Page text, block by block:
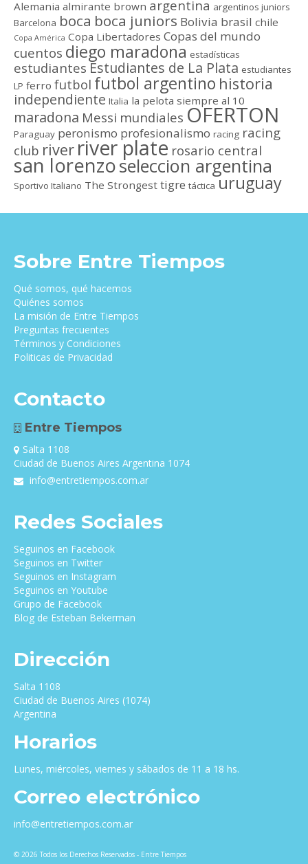
Alemania almirante brown argentina argentinos juniors
Barcelona boca boca juniors Bolivia brasil chile
Copa América Copa Libertadores Copas del mundo
cuentos diego maradona estadísticas
estudiantes Estudiantes de La Plata estudiantes
LP ferro futbol futbol argentino historia
independiente Italia la pelota siempre al 10
maradona Messi mundiales OFERTON
Paraguay peronismo profesionalismo racing racing
club river river plate rosario central
san lorenzoseleccion argentina
Sportivo Italiano The Strongest tigre táctica uruguay
Sobre Entre Tiempos
Qué somos, qué hacemos
Quiénes somos
La misión de Entre Tiempos
Preguntas frecuentes
Términos y Condiciones
Politicas de Privacidad
Contacto
Entre Tiempos
Salta 1108
Ciudad de Buenos Aires Argentina 1074
info@entretiempos.com.ar
Redes Sociales
Seguinos en Facebook
Seguinos en Twitter
Seguinos en Instagram
Seguinos en Youtube
Grupo de Facebook
Blog de Esteban Bekerman
Dirección
Salta 1108
Ciudad de Buenos Aires (1074)
Argentina
Horarios
Lunes, miércoles, viernes y sábados de 11 a 18 hs.
Correo electrónico
info@entretiempos.com.ar
© 2026 Todos los Derechos Reservados - Entre Tiempos